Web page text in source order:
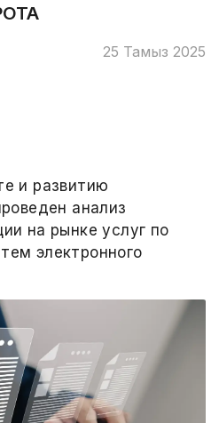
25 Тамыз 2025
и развитию
анализ
на рынке услуг по
электронного